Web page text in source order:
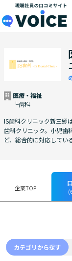
メインコンテン
医療・福祉
└歯科
IS歯科クリニック新三郷
歯科クリニック。小児歯
ど、総合的に対応している
企業TOP
カテゴリから探す